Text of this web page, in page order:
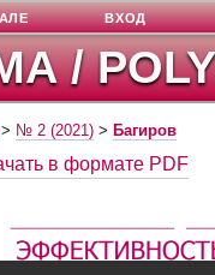
/
ВХОД
> № 2 (2021) > Багиров
в формате PDF